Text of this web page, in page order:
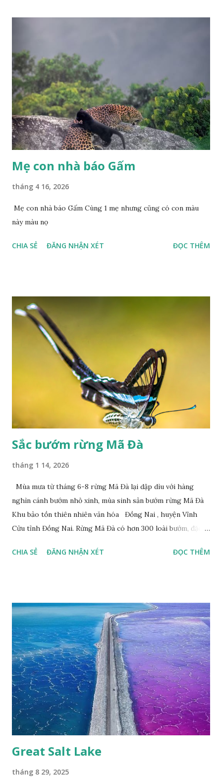
Mẹ con nhà báo Gấm
tháng 4 16, 2026
Mẹ con nhà báo Gấm Cùng 1 mẹ nhưng cũng có con màu
này màu nọ
CHIA SẺ ĐĂNG NHẬN XÉT ĐỌC THÊM
Sắc bướm rừng Mã Đà
tháng 1 14, 2026
Mùa mưa từ tháng 6-8 rừng Mã Đà lại dập dìu với hàng
nghìn cánh bướm nhỏ xinh, mùa sinh sản bướm rừng Mã Đà
Khu bảo tồn thiên nhiên văn hóa Đồng Nai , huyện Vĩnh
Cửu tỉnh Đồng Nai. Rừng Mã Đà có hơn 300 loài bướm, đặc
đuôi trắng (Lamproptera curius) đặc trưng là cái đuôi dài
Happy Việt Nam 2024 Vietnam.vn
CHIA SẺ ĐĂNG NHẬN XÉT ĐỌC THÊM
Great Salt Lake
tháng 8 29, 2025